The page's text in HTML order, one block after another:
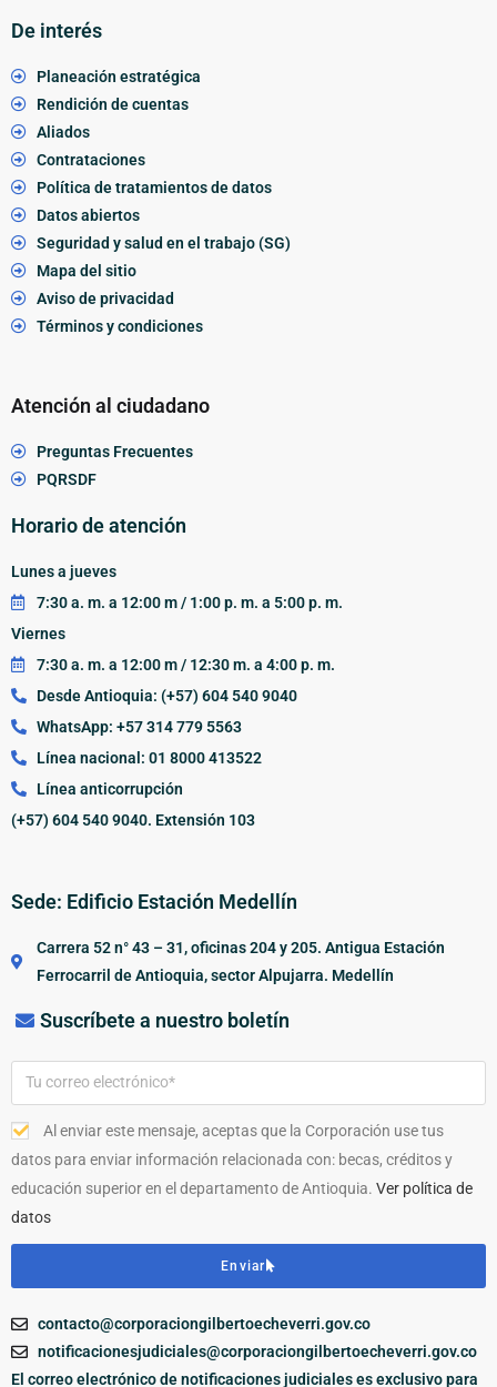
De interés
Planeación estratégica
Rendición de cuentas
Aliados
Contrataciones
Política de tratamientos de datos
Datos abiertos
Seguridad y salud en el trabajo (SG)
Mapa del sitio
Aviso de privacidad
Términos y condiciones
Atención al ciudadano
Preguntas Frecuentes
PQRSDF
Horario de atención
Lunes a jueves
7:30 a. m. a 12:00 m / 1:00 p. m. a 5:00 p. m.
Viernes
7:30 a. m. a 12:00 m / 12:30 m. a 4:00 p. m.
Desde Antioquia: (+57) 604 540 9040
WhatsApp: +57 314 779 5563
Línea nacional: 01 8000 413522
Línea anticorrupción
(+57) 604 540 9040. Extensión 103
Sede: Edificio Estación Medellín
Carrera 52 n° 43 – 31, oficinas 204 y 205. Antigua Estación
Ferrocarril de Antioquia, sector Alpujarra. Medellín
Suscríbete a nuestro boletín
Al enviar este mensaje, aceptas que la Corporación use tus
datos para enviar información relacionada con: becas, créditos y
educación superior en el departamento de Antioquia. Ver política de
datos
Enviar
contacto@corporaciongilbertoecheverri.gov.co
notificacionesjudiciales@corporaciongilbertoecheverri.gov.co
El correo electrónico de notificaciones judiciales es exclusivo para